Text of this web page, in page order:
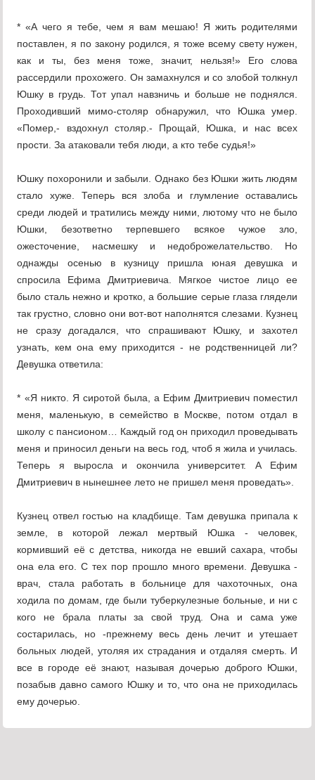
* «А чего я тебе, чем я вам мешаю! Я жить родителями
поставлен, я по закону родился, я тоже всему свету нужен,
как и ты, без меня тоже, значит, нельзя!» Его слова
рассердили прохожего. Он замахнулся и со злобой толкнул
Юшку в грудь. Тот упал навзничь и больше не поднялся.
Проходивший мимо-столяр обнаружил, что Юшка умер.
«Помер,- вздохнул столяр.- Прощай, Юшка, и нас всех
прости. За атаковали тебя люди, а кто тебе судья!»
Юшку похоронили и забыли. Однако без Юшки жить людям
стало хуже. Теперь вся злоба и глумление оставались
среди людей и тратились между ними, лютому что не было
Юшки, безответно терпевшего всякое чужое зло,
ожесточение, насмешку и недоброжелательство. Но
однажды осенью в кузницу пришла юная девушка и
спросила Ефима Дмитриевича. Мягкое чистое лицо ее
было сталь нежно и кротко, а большие серые глаза глядели
так грустно, словно они вот-вот наполнятся слезами. Кузнец
не сразу догадался, что спрашивают Юшку, и захотел
узнать, кем она ему приходится - не родственницей ли?
Девушка ответила:
* «Я никто. Я сиротой была, а Ефим Дмитриевич поместил
меня, маленькую, в семейство в Москве, потом отдал в
школу с пансионом… Каждый год он приходил проведывать
меня и приносил деньги на весь год, чтоб я жила и училась.
Теперь я выросла и окончила университет. А Ефим
Дмитриевич в нынешнее лето не пришел меня проведать».
Кузнец отвел гостью на кладбище. Там девушка припала к
земле, в которой лежал мертвый Юшка - человек,
кормивший её с детства, никогда не евший сахара, чтобы
она ела его. С тех пор прошло много времени. Девушка -
врач, стала работать в больнице для чахоточных, она
ходила по домам, где были туберкулезные больные, и ни с
кого не брала платы за свой труд. Она и сама уже
состарилась, но -прежнему весь день лечит и утешает
больных людей, утоляя их страдания и отдаляя смерть. И
все в городе её знают, называя дочерью доброго Юшки,
позабыв давно самого Юшку и то, что она не приходилась
ему дочерью.